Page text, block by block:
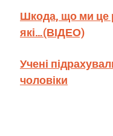
Шкода, що ми це
які…(ВІДЕО)
Учені
чоловіки